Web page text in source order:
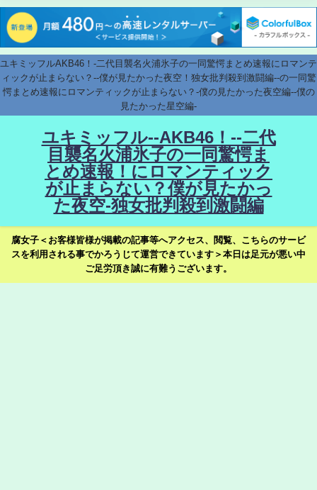
ユキミッフルAKB46！-二代目襲名火浦氷子の一同驚愕まとめ速報にロマンテ
ィックが止まらない？--僕が見たかった夜空！独女批判殺到激闘編--の一同驚
愕まとめ速報にロマンティックが止まらない？-僕の見たかった夜空編--僕の
見たかった星空編-
ユキミッフル--AKB46！--二代
目襲名火浦氷子の一同驚愕ま
とめ速報！にロマンティック
が止まらない？僕が見たかっ
た夜空-独女批判殺到激闘編
腐女子＜お客様皆様が掲載の記事等へアクセス、閲覧、こちらのサービ
スを利用される事でかろうじて運営できています＞本日は足元が悪い中
ご足労頂き誠に有難うございます。